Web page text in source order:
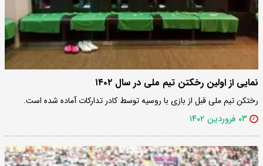
نمایی از اولین رخکتن تیم ملی در سال ۱۴۰۲
رختکن تیم ملی قبل از بازی با روسیه توسط کادر تدارکات آماده شده است.
۰۳ فروردین ۱۴۰۲